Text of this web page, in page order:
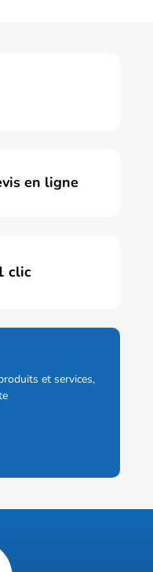
en ligne
clic
et services,